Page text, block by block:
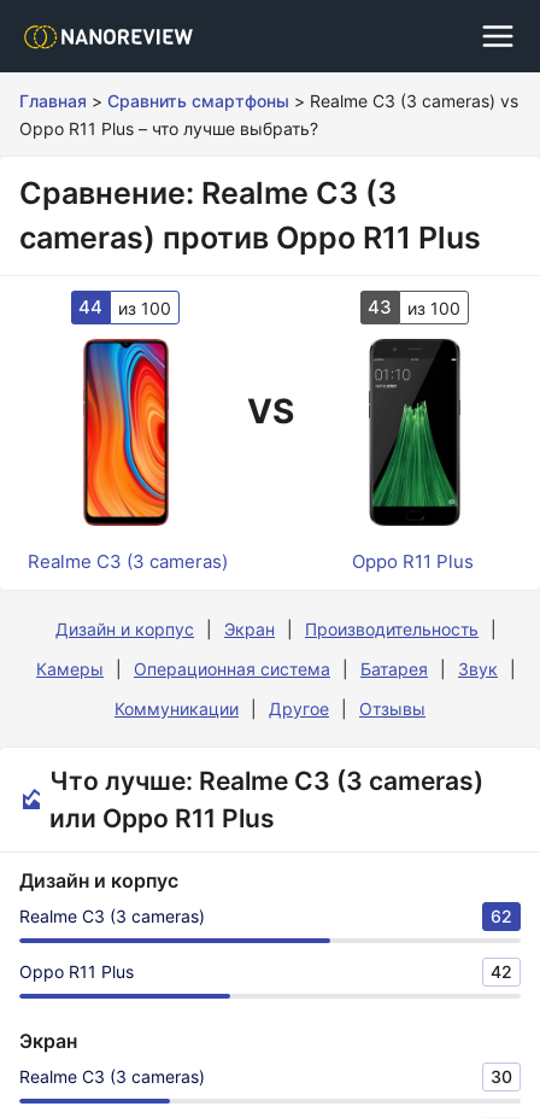
Главная > Сравнить смартфоны > Realme C3 (3 cameras) vs
Oppo R11 Plus – что лучше выбрать?
Сравнение: Realme C3 (3
cameras) против Oppo R11 Plus
44 из 100
VS
43 из 100
Realme C3 (3 cameras) Oppo R11 Plus
Дизайн и корпус Экран
Производительность
Камеры
Операционная система Батарея
Звук
Коммуникации
Другое Отзывы
Что лучше: Realme C3 (3 cameras)
или Oppo R11 Plus
Дизайн и корпус
Realme C3 (3 cameras) 62
Oppo R11 Plus 42
Экран
Realme C3 (3 cameras) 30